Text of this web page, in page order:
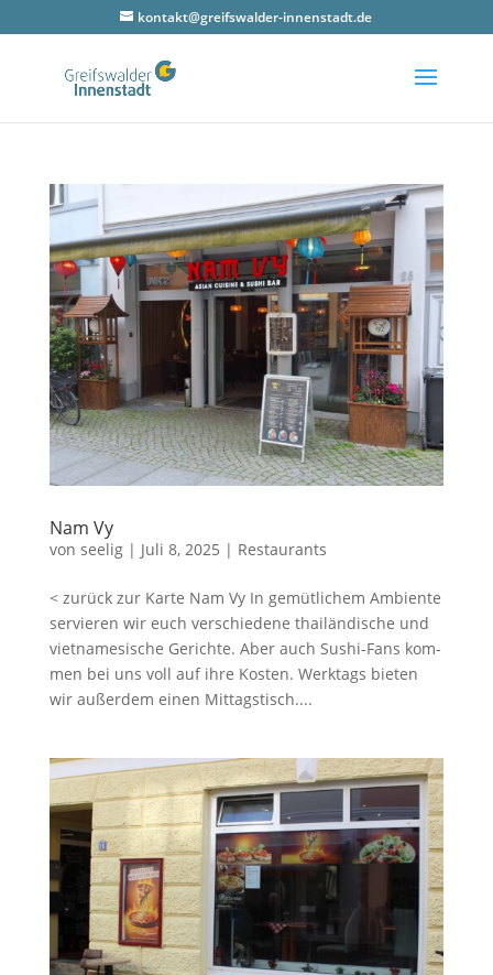
kontakt@greifswalder-innenstadt.de
Nam Vy
von seelig| Juli 8, 2025 | Restaurants
< zurück zur Karte Nam Vy In gemüt­li­chem Ambi­en­te
ser­vie­ren wir euch ver­schie­de­ne thai­län­di­sche und
viet­na­me­si­sche Gerich­te. Aber auch Sushi-Fans kom­
men bei uns voll auf ihre Kos­ten. Werk­tags bie­ten
wir außer­dem einen Mit­tags­tisch....